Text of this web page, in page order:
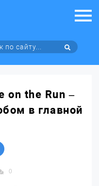
on the Run –
в главной
0